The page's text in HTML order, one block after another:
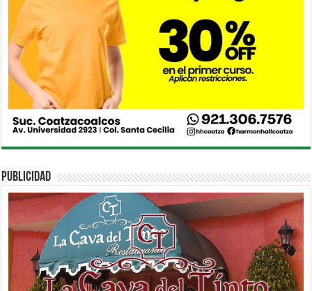
PUBLICIDAD